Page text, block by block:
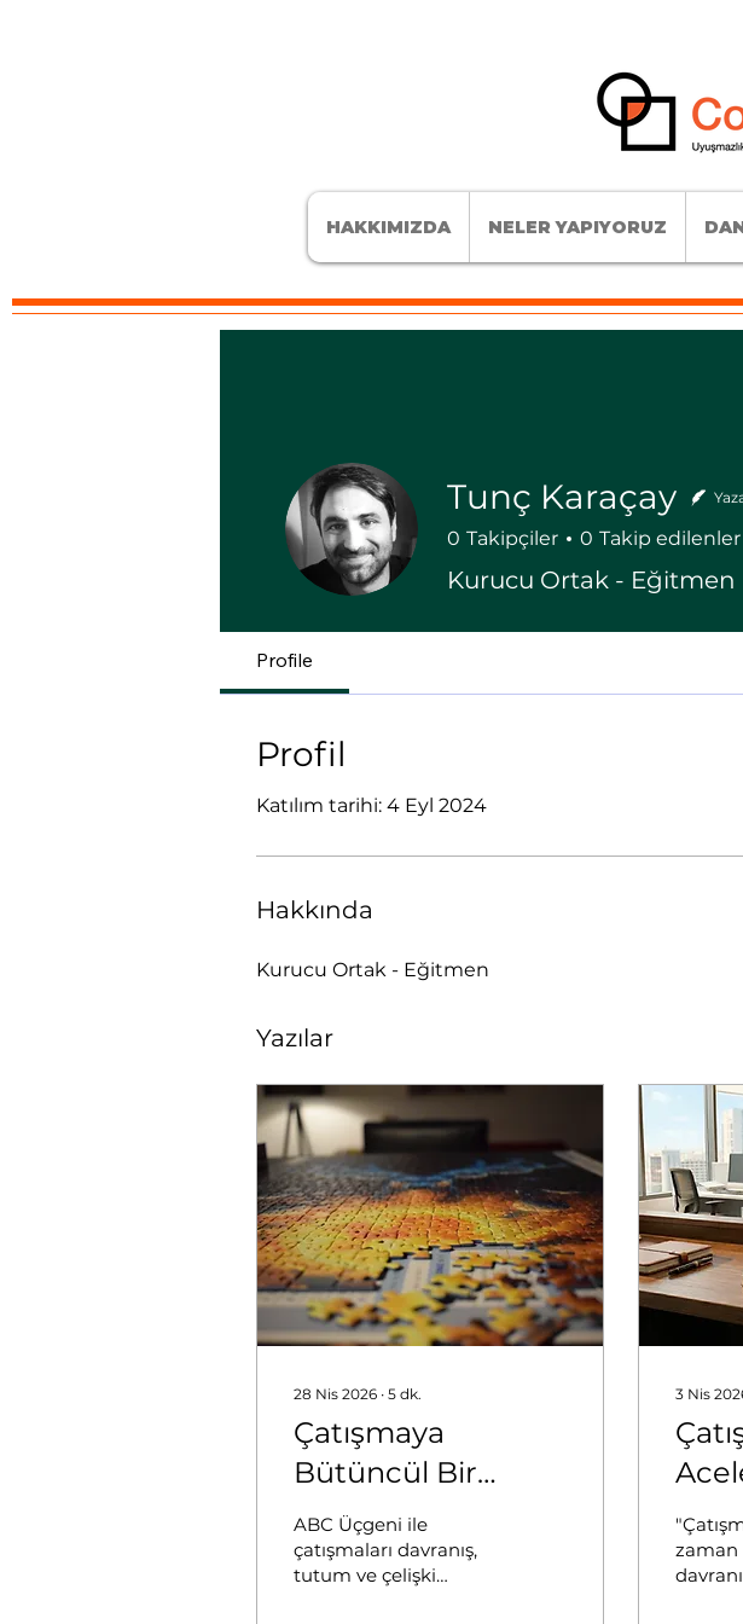
HAKKIMIZDA NELER YAPIYORUZ
Tunç Karaçay
0 Takipçiler 0 Takip edilenler
Kurucu Ortak - Eğitmen
Profile
Profil
Katılım tarihi: 4 Eyl 2024
Hakkında
Kurucu Ortak - Eğitmen
Yazılar
28 Nis 2026 ∙ 5 dk.
Çatışmaya
Bütüncül Bir
Bakış: Davranış-
Tutum-Çelişki
Üçgeni (ABC)
ABC Üçgeni ile
çatışmaları davranış,
tutum ve çelişki
3 Nis
zaman